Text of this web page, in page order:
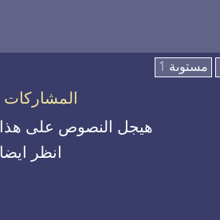
مستوىة 1
المشاركات
هيجل النصوص على هذا
انظر ايضا